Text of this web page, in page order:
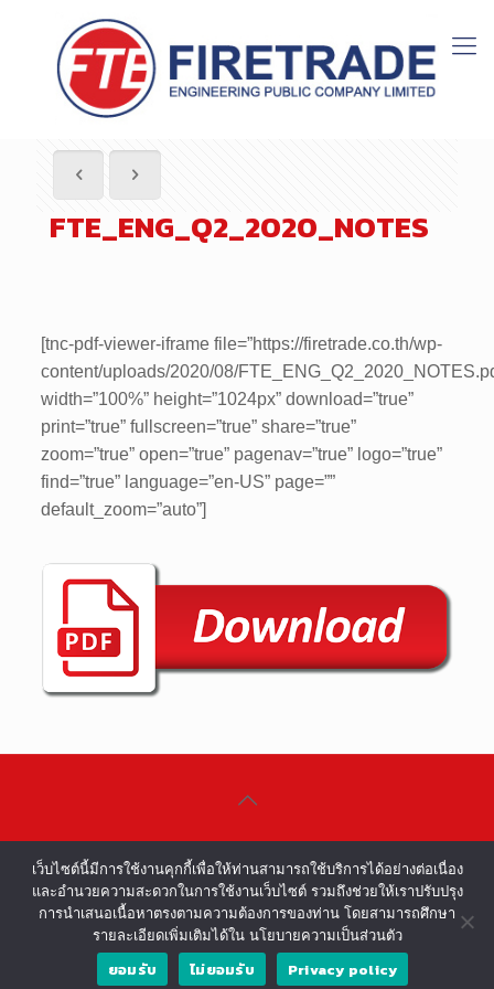
FTE_ENG_Q2_2020_NOTES
[tnc-pdf-viewer-iframe file=”https://firetrade.co.th/wp-
content/uploads/2020/08/
width=”100%” height=”1024px” download=”true”
print=”true” fullscreen=”true” share=”true”
zoom=”true” open=”true” pagenav=”true” logo=”true”
find=”true” language=”en-US” page=””
default_zoom=”auto”]
©COPYRIGHT 2002-2016 ALL RIGHTS
RESERVED.
เว็บไซต์นี้มีการใช้งานคุกกี้เพื่อให้ท่านสามารถใช้บริการได้อย่างต่อเนื่อง
และอำนวยความสะดวกในการใช้งานเว็บไซต์ รวมถึงช่วยให้เราปรับปรุง
การนำเสนอเนื้อหาตรงตามความต้องการของท่าน โดยสามารถศึกษา
รายละเอียดเพิ่มเติมได้ใน นโยบายความเป็นส่วนตัว
ยอมรับ ไม่ยอมรับ Privacy policy